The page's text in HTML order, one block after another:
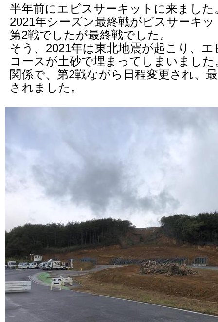
半年前にエビスサーキットに来ました
2021年シーズン最終戦がビスサーキ
第2戦でしたが最終戦でした。
そう、2021年は東北地震が起こり、
コースが土砂で埋まってしまいまし
関係で、第2戦ながら日程変更され、
されました。